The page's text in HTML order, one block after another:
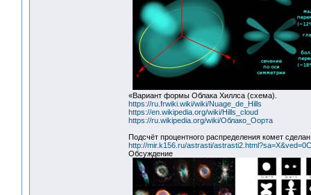
«Вариант формы Облака Хиллса (схема).
https://ru.frwiki.wiki/wiki/Nuage_de_Hills
https://en.wikipedia.org/wiki/Hills_cloud
https://ru.wikipedia.org/wiki/Облако_Оорта
Подсчёт процентного распределения комет
http://mir.k156.ru/astrasti/
Обсуждение